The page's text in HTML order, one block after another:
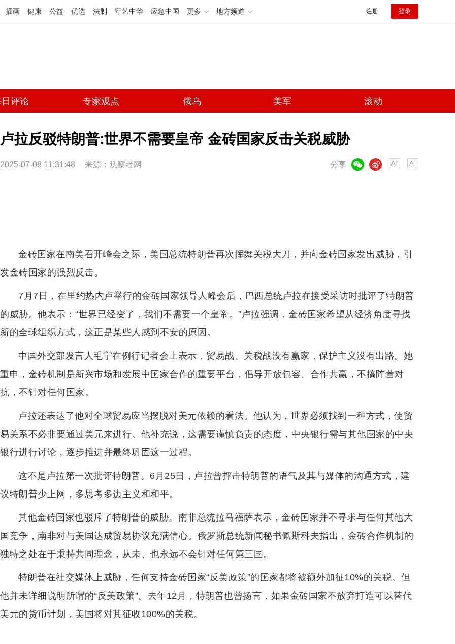
插画 健康 公益 优选 法制 守艺中华 应急中国 更多 地方频道 注册 登录
评论 专家观点 俄乌 美军 滚动
卢拉反驳特朗普:世界不需要皇帝 金砖国家反击关税威胁
2025-07-08 11:31:48 来源： 观察者网 分享
微博
金砖国家在南美召开峰会之际，美国总统特朗普再次挥舞关税大刀，并向金砖国家发出威胁，引
发金砖国家的强烈反击。
7月7日，在里约热内卢举行的金砖国家领导人峰会后，巴西总统卢拉在接受采访时批评了特朗普
的威胁。他表示：“世界已经变了，我们不需要一个皇帝。”卢拉强调，金砖国家希望从经济角度寻找
新的全球组织方式，这正是某些人感到不安的原因。
中国外交部发言人毛宁在例行记者会上表示，贸易战、关税战没有赢家，保护主义没有出路。她
重申，金砖机制是新兴市场和发展中国家合作的重要平台，倡导开放包容、合作共赢，不搞阵营对
抗，不针对任何国家。
卢拉还表达了他对全球贸易应当摆脱对美元依赖的看法。他认为，世界必须找到一种方式，使贸
易关系不必非要通过美元来进行。他补充说，这需要谨慎负责的态度，中央银行需与其他国家的中央
银行进行讨论，逐步推进并最终巩固这一过程。
这不是卢拉第一次批评特朗普。6月25日，卢拉曾抨击特朗普的语气及其与媒体的沟通方式，建
议特朗普少上网，多思考多边主义和和平。
其他金砖国家也驳斥了特朗普的威胁。南非总统拉马福萨表示，金砖国家并不寻求与任何其他大
国竞争，南非对与美国达成贸易协议充满信心。俄罗斯总统新闻秘书佩斯科夫指出，金砖合作机制的
独特之处在于秉持共同理念，从未、也永远不会针对任何第三国。
特朗普在社交媒体上威胁，任何支持金砖国家“反美政策”的国家都将被额外加征10%的关税。但
他并未详细说明所谓的“反美政策”。去年12月，特朗普也曾扬言，如果金砖国家不放弃打造可以替代
美元的货币计划，美国将对其征收100%的关税。